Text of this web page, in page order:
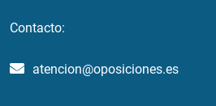
Contacto:
atencion@oposiciones.es